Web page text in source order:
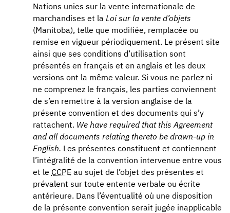
Nations unies sur la vente internationale de
marchandises et la Loi sur la vente d’objets
(Manitoba), telle que modifiée, remplacée ou
remise en vigueur périodiquement. Le présent site
ainsi que ses conditions d’utilisation sont
présentés en français et en anglais et les deux
versions ont la même valeur. Si vous ne parlez ni
ne comprenez le français, les parties conviennent
de s’en remettre à la version anglaise de la
présente convention et des documents qui s’y
rattachent. We have required that this Agreement
and all documents relating thereto be drawn-up in
English. Les présentes constituent et contiennent
l’intégralité de la convention intervenue entre vous
et le CCPEau sujet de l’objet des présentes et
prévalent sur toute entente verbale ou écrite
antérieure. Dans l’éventualité où une disposition
de la présente convention serait jugée inapplicable